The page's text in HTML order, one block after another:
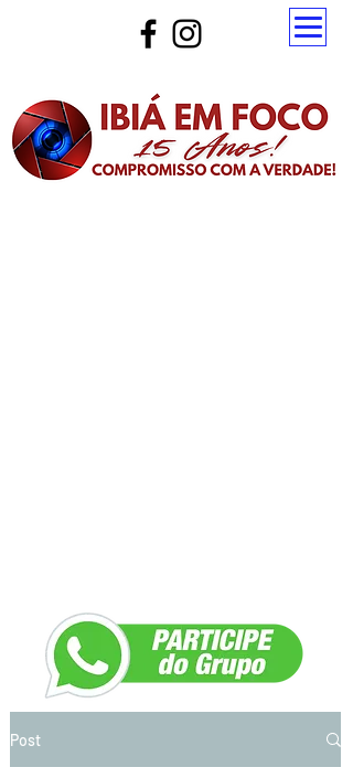
Post